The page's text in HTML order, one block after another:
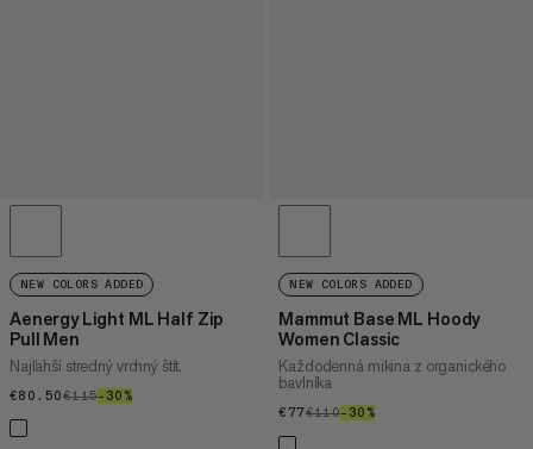
NEW COLORS ADDED
Aenergy Light ML Half Zip
Pull Men
Najľahší stredný vrchný štít.
€80.50€80.50
€115€115
–30%
NEW COLORS ADDED
Mammut Base ML Hoody
Women Classic
Každodenná mikina z organického
bavlníka
€77€77
€110€110
–30%